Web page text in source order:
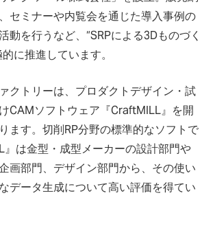
セミナーや内覧会を通じた導入事例の
動を行うなど、“SRPによる3Dものづく
に推進しています。
クトリーは、プロダクトデザイン・試
CAMソフトウェア『CraftMILL』を開
ます。切削RP分野の標準的なソフトで
は金型・成型メーカーの設計部門や
画部門、デザイン部門から、その使い
データ生成について高い評価を得てい